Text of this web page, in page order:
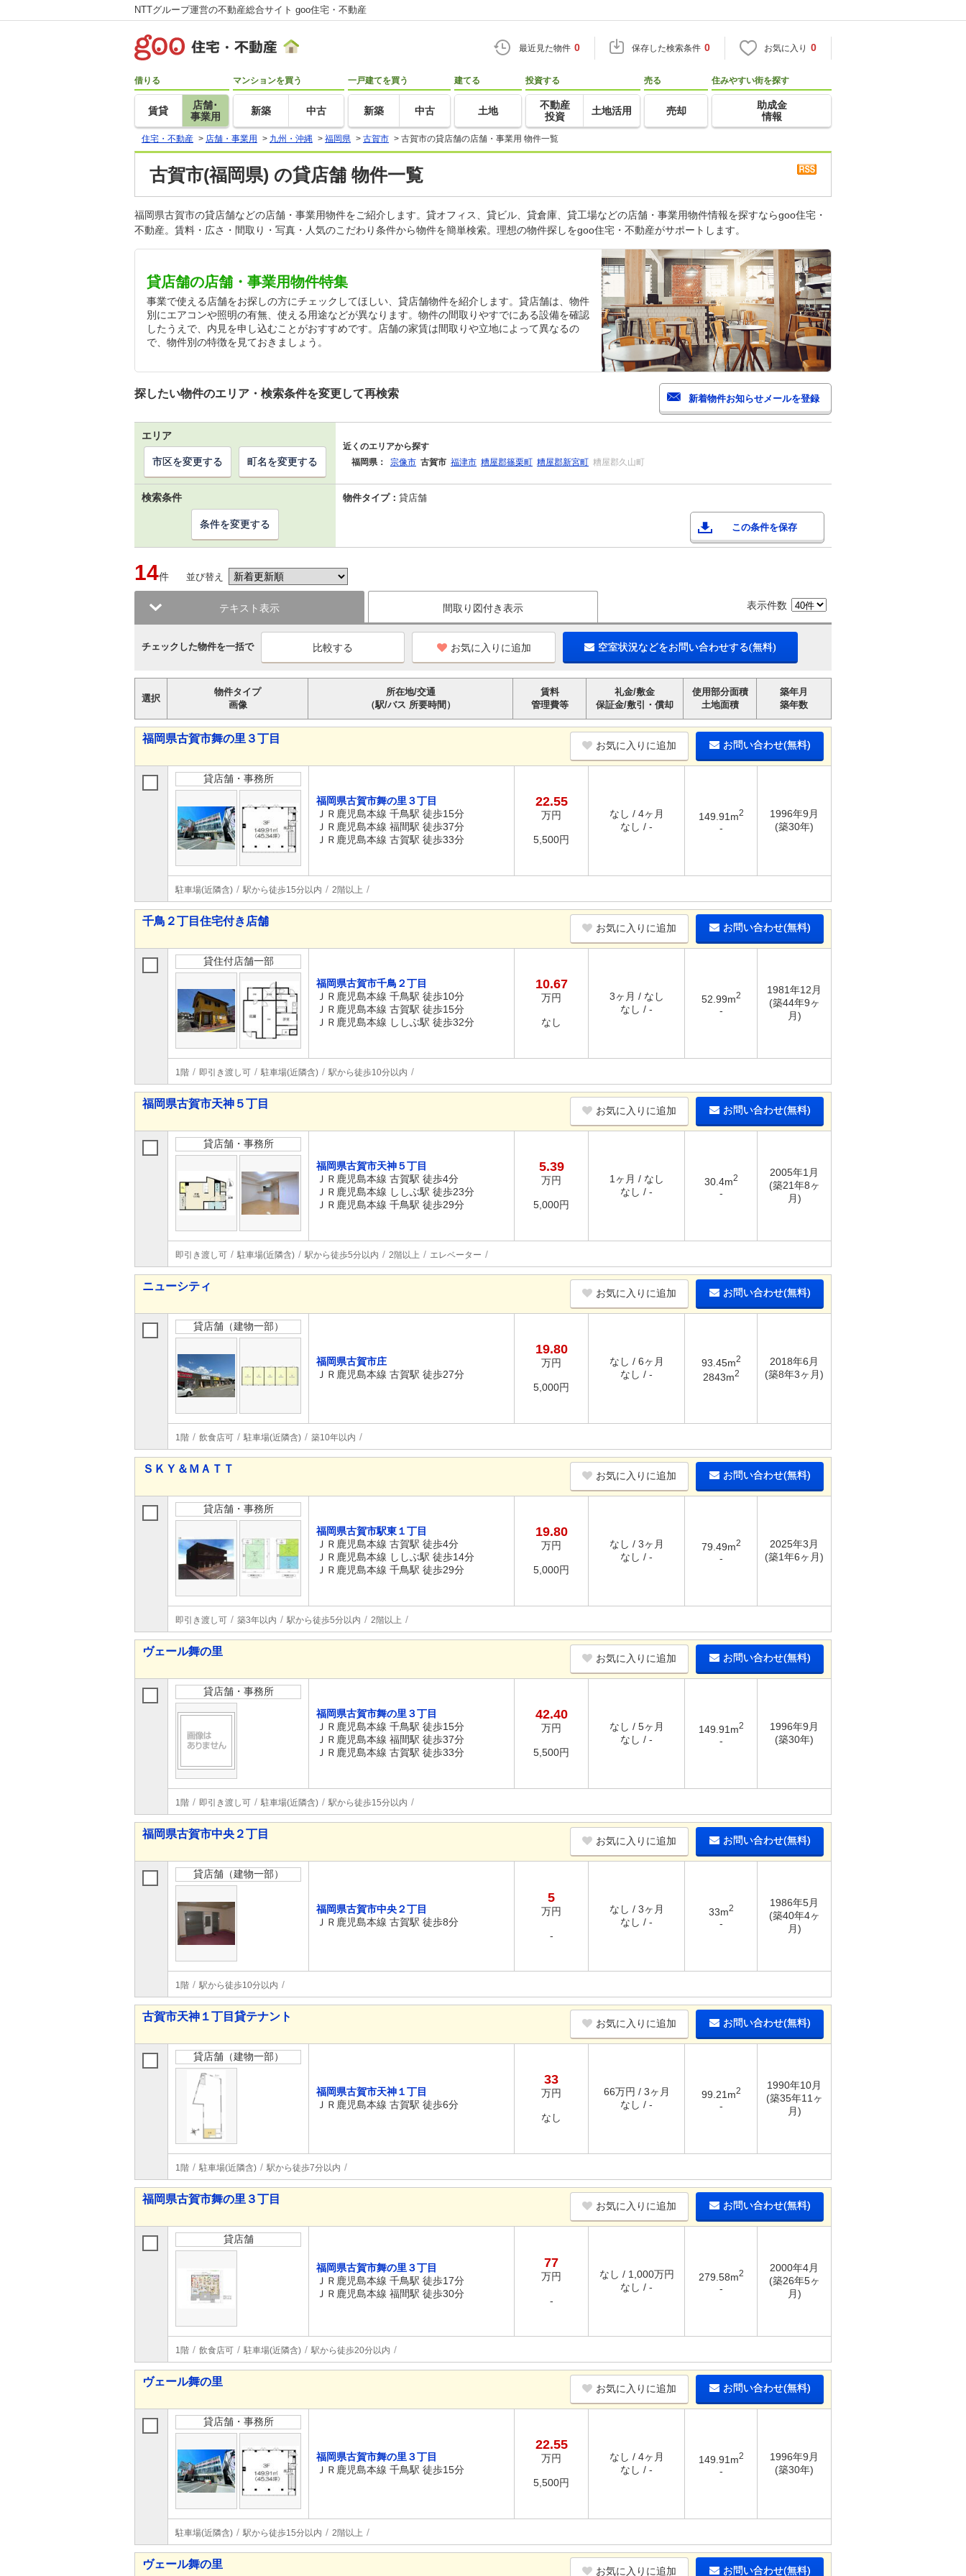
NTTグループ運営の不動産総合サイト goo住宅・不動産
最近見た物件 0 保存した検索条件 0 お気に入り 0
借りる
賃貸
店舗･
事業用
マンションを買う
新築 中古
一戸建てを買う
新築 中古
建てる
土地
投資する
不動産
投資
土地活用
売る
売却
住みやすい街を探す
助成金
情報
住宅・不動産 > 店舗・事業用 > 九州・沖縄 > 福岡県 > 古賀市 > 古賀市の貸店舗の店舗・事業用 物件一覧
古賀市(福岡県) の貸店舗 物件一覧
福岡県古賀市の貸店舗などの店舗・事業用物件をご紹介します。貸オフィス、貸ビル、貸倉庫、貸工場などの店舗・事業用物件情報を探すならgoo住宅・
不動産。賃料・広さ・間取り・写真・人気のこだわり条件から物件を簡単検索。理想の物件探しをgoo住宅・不動産がサポートします。
貸店舗の店舗・事業用物件特集
事業で使える店舗をお探しの方にチェックしてほしい、貸店舗物件を紹介します。貸店舗は、物件
別にエアコンや照明の有無、使える用途などが異なります。物件の間取りやすでにある設備を確認
したうえで、内見を申し込むことがおすすめです。店舗の家賃は間取りや立地によって異なるの
で、物件別の特徴を見ておきましょう。
探したい物件のエリア・検索条件を変更して再検索
エリア
近くのエリアから探す
福岡県：
宗像市 古賀市 福津市 糟屋郡篠栗町 糟屋郡新宮町 糟屋郡久山町
市区を変更する 町名を変更する
検索条件 物件タイプ： 貸店舗
この条件を保存
条件を変更する
14件 並び替え
テキスト表示 間取り図付き表示 表示件数
チェックした物件を一括で お気に入りに追加 空室状況などをお問い合わせする(無料)
選択
物件タイプ
画像
所在地/交通
（駅/バス 所要時間）
賃料
管理費等
礼金/敷金
保証金/敷引・償却
使用部分面積
土地面積
築年月
築年数
福岡県古賀市舞の里３丁目
お気に入りに追加 お問い合わせ(無料)
貸店舗・事務所
福岡県古賀市舞の里３丁目
ＪＲ鹿児島本線 千鳥駅 徒歩15分
ＪＲ鹿児島本線 福間駅 徒歩37分
ＪＲ鹿児島本線 古賀駅 徒歩33分
22.55
万円
5,500円
なし / 4ヶ月
なし / -
149.91m2
-
1996年9月
(築30年)
駐車場(近隣含) 駅から徒歩15分以内 2階以上
千鳥２丁目住宅付き店舗
お気に入りに追加 お問い合わせ(無料)
貸住付店舗一部
福岡県古賀市千鳥２丁目
ＪＲ鹿児島本線 千鳥駅 徒歩10分
ＪＲ鹿児島本線 古賀駅 徒歩15分
ＪＲ鹿児島本線 ししぶ駅 徒歩32分
10.67
万円
なし
3ヶ月 / なし
なし / -
52.99m2
-
1981年12月
(築44年9ヶ
月)
1階 即引き渡し可 駐車場(近隣含) 駅から徒歩10分以内
福岡県古賀市天神５丁目
お気に入りに追加 お問い合わせ(無料)
貸店舗・事務所
福岡県古賀市天神５丁目
ＪＲ鹿児島本線 古賀駅 徒歩4分
ＪＲ鹿児島本線 ししぶ駅 徒歩23分
ＪＲ鹿児島本線 千鳥駅 徒歩29分
5.39
万円
5,000円
1ヶ月 / なし
なし / -
30.4m2
-
2005年1月
(築21年8ヶ
月)
即引き渡し可 駐車場(近隣含) 駅から徒歩5分以内 2階以上 エレベーター
ニューシティ
お気に入りに追加 お問い合わせ(無料)
貸店舗（建物一部）
福岡県古賀市庄
ＪＲ鹿児島本線 古賀駅 徒歩27分
19.80
万円
5,000円
なし / 6ヶ月
なし / -
93.45m2
2843m2
2018年6月
(築8年3ヶ月)
1階 飲食店可 駐車場(近隣含) 築10年以内
ＳＫＹ＆ＭＡＴＴ
お気に入りに追加 お問い合わせ(無料)
貸店舗・事務所
福岡県古賀市駅東１丁目
ＪＲ鹿児島本線 古賀駅 徒歩4分
ＪＲ鹿児島本線 ししぶ駅 徒歩14分
ＪＲ鹿児島本線 千鳥駅 徒歩29分
19.80
万円
5,000円
なし / 3ヶ月
なし / -
79.49m2
-
2025年3月
(築1年6ヶ月)
即引き渡し可 築3年以内 駅から徒歩5分以内 2階以上
ヴェール舞の里
お気に入りに追加 お問い合わせ(無料)
貸店舗・事務所
福岡県古賀市舞の里３丁目
ＪＲ鹿児島本線 千鳥駅 徒歩15分
ＪＲ鹿児島本線 福間駅 徒歩37分
ＪＲ鹿児島本線 古賀駅 徒歩33分
42.40
万円
5,500円
なし / 5ヶ月
なし / -
149.91m2
-
1996年9月
(築30年)
1階 即引き渡し可 駐車場(近隣含) 駅から徒歩15分以内
福岡県古賀市中央２丁目
お気に入りに追加 お問い合わせ(無料)
貸店舗（建物一部）
福岡県古賀市中央２丁目
ＪＲ鹿児島本線 古賀駅 徒歩8分
5
万円
-
なし / 3ヶ月
なし / -
33m2
-
1986年5月
(築40年4ヶ
月)
1階 駅から徒歩10分以内
古賀市天神１丁目貸テナント
お気に入りに追加 お問い合わせ(無料)
貸店舗（建物一部）
福岡県古賀市天神１丁目
ＪＲ鹿児島本線 古賀駅 徒歩6分
33
万円
なし
66万円 / 3ヶ月
なし / -
99.21m2
-
1990年10月
(築35年11ヶ
月)
1階 駐車場(近隣含) 駅から徒歩7分以内
福岡県古賀市舞の里３丁目
お気に入りに追加 お問い合わせ(無料)
貸店舗
福岡県古賀市舞の里３丁目
ＪＲ鹿児島本線 千鳥駅 徒歩17分
ＪＲ鹿児島本線 福間駅 徒歩30分
77
万円
-
なし / 1,000万円
なし / -
279.58m2
-
2000年4月
(築26年5ヶ
月)
1階 飲食店可 駐車場(近隣含) 駅から徒歩20分以内
ヴェール舞の里
お気に入りに追加 お問い合わせ(無料)
貸店舗・事務所
福岡県古賀市舞の里３丁目
ＪＲ鹿児島本線 千鳥駅 徒歩15分
22.55
万円
5,500円
なし / 4ヶ月
なし / -
149.91m2
-
1996年9月
(築30年)
駐車場(近隣含) 駅から徒歩15分以内 2階以上
ヴェール舞の里
お気に入りに追加 お問い合わせ(無料)